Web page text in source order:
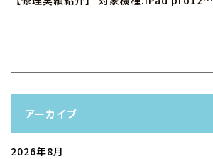
アーカイブ
2026年8月